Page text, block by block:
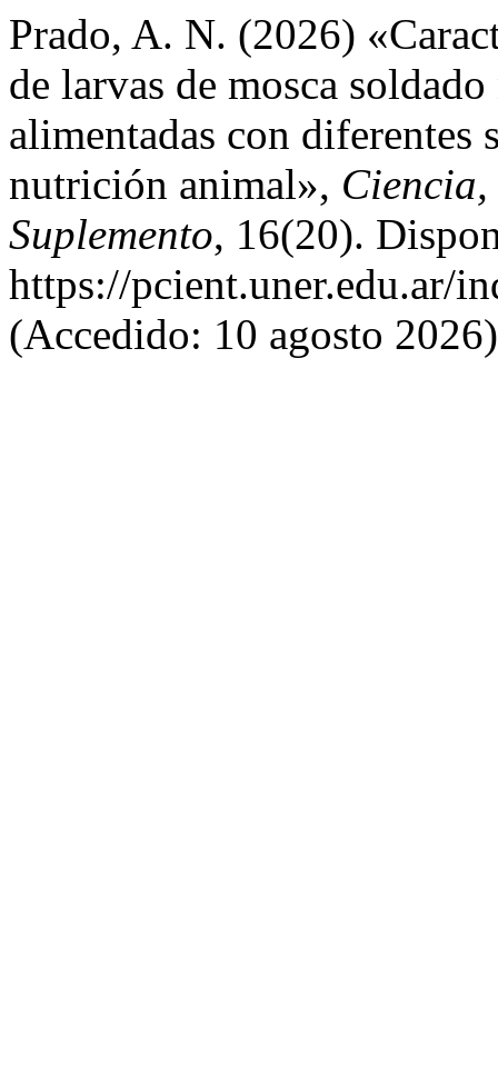
Prado, A. N. (2026)
de larvas de mosca
alimentadas con diferentes
nutrición animal»,
Suplemento, 16(20).
https://pcient.uner.edu.ar/
(Accedido: 10 agosto